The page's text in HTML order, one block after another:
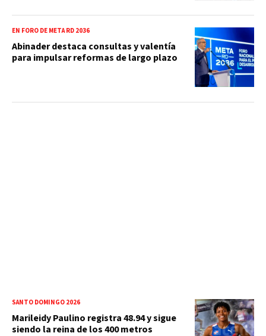
EN FORO DE META RD 2036
Abinader destaca consultas y valentía
para impulsar reformas de largo plazo
SANTO DOMINGO 2026
Marileidy Paulino registra 48.94 y sigue
siendo la reina de los 400 metros